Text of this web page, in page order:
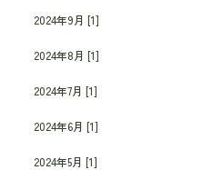
2024年9月 [1]
2024年8月 [1]
2024年7月 [1]
2024年6月 [1]
2024年5月 [1]